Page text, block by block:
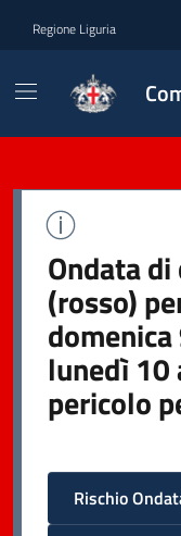
Regione Liguria
Ondata
(rosso)
lunedì 10
pericolo
Rischio